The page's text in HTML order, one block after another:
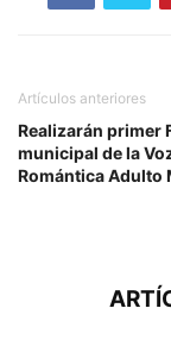
Artículos anteriores
Realizarán primer
municipal de la
Romántica Adulto